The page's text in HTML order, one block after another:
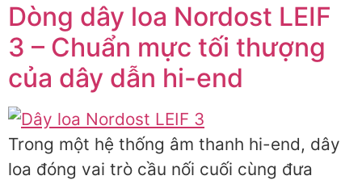
Dòng dây loa Nordost LEIF
3 – Chuẩn mực tối thượng
của dây dẫn hi-end
Trong một hệ thống âm thanh hi-end, dây
loa đóng vai trò cầu nối cuối cùng đưa